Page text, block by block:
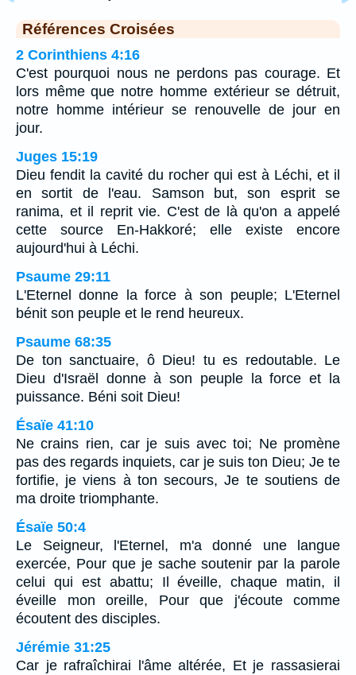
Références Croisées
2 Corinthiens 4:16
C'est pourquoi nous ne perdons pas courage. Et
lors même que notre homme extérieur se détruit,
notre homme intérieur se renouvelle de jour en
jour.
Juges 15:19
Dieu fendit la cavité du rocher qui est à Léchi, et il
en sortit de l'eau. Samson but, son esprit se
ranima, et il reprit vie. C'est de là qu'on a appelé
cette source En-Hakkoré; elle existe encore
aujourd'hui à Léchi.
Psaume 29:11
L'Eternel donne la force à son peuple; L'Eternel
bénit son peuple et le rend heureux.
Psaume 68:35
De ton sanctuaire, ô Dieu! tu es redoutable. Le
Dieu d'Israël donne à son peuple la force et la
puissance. Béni soit Dieu!
Ésaïe 41:10
Ne crains rien, car je suis avec toi; Ne promène
pas des regards inquiets, car je suis ton Dieu; Je te
fortifie, je viens à ton secours, Je te soutiens de
ma droite triomphante.
Ésaïe 50:4
Le Seigneur, l'Eternel, m'a donné une langue
exercée, Pour que je sache soutenir par la parole
celui qui est abattu; Il éveille, chaque matin, il
éveille mon oreille, Pour que j'écoute comme
écoutent des disciples.
Jérémie 31:25
Car je rafraîchirai l'âme altérée, Et je rassasierai